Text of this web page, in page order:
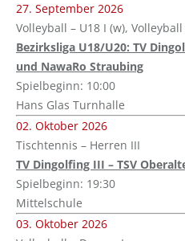
27. September 2026
Volleyball – U18 I (w), Volleyball
Bezirksliga U18/U20: TV
und NawaRo Straubing
Spielbeginn: 10:00
Hans Glas Turnhalle
02. Oktober 2026
Tischtennis – Herren III
TV Dingolfing III – TSV
Spielbeginn: 19:30
Mittelschule
03. Oktober 2026